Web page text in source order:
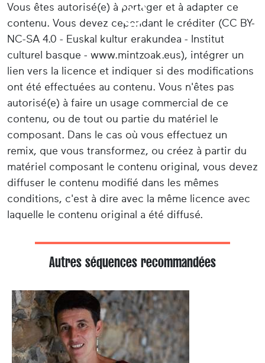
Vous êtes autorisé(e) à partager et à adapter ce
contenu. Vous devez cependant le créditer (CC BY-
NC-SA 4.0 - Euskal kultur erakundea - Institut
culturel basque - www.mintzoak.eus), intégrer un
lien vers la licence et indiquer si des modifications
ont été effectuées au contenu. Vous n'êtes pas
autorisé(e) à faire un usage commercial de ce
contenu, ou de tout ou partie du matériel le
composant. Dans le cas où vous effectuez un
remix, que vous transformez, ou créez à partir du
matériel composant le contenu original, vous devez
diffuser le contenu modifié dans les mêmes
conditions, c'est à dire avec la même licence avec
laquelle le contenu original a été diffusé.
Autres séquences recommandées